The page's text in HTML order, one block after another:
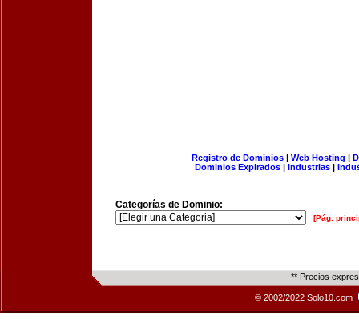
Registro de Dominios| Web Hosting |
Dominios Expirados | Industrias |
Categorías de Dominio:
[Pág.
** Precios
© 2002/2022 Solo10.com